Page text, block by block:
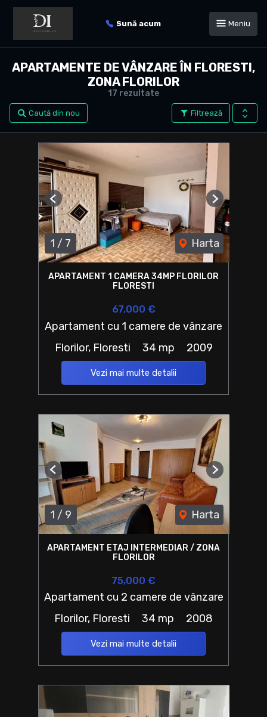
Sună acum Meniu
17 rezultate
APARTAMENTE DE VÂNZARE ÎN FLORESTI,
ZONA FLORILOR
Filtrează
Caută din nou
1 / 7 Harta
Previous Next
APARTAMENT 1 CAMERA 34MP FLORILOR
FLORESTI
67,000 €
Apartament cu 1 camere de vânzare
Florilor, Floresti
34 mp 2009
Vezi mai multe detalii
1 / 9 Harta
Previous Next
APARTAMENT ETAJ INTERMEDIAR / ZONA
FLORILOR
75,000 €
Apartament cu 2 camere de vânzare
Florilor, Floresti
34 mp 2008
Vezi mai multe detalii